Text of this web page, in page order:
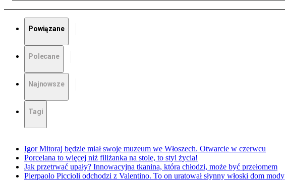
Powiązane
Polecane
Najnowsze
Tagi
Igor Mitoraj będzie miał swoje muzeum we Włoszech. Otwarcie w czerwcu
Porcelana to więcej niż filiżanka na stole, to styl życia!
Jak przetrwać upały? Innowacyjna tkanina, która chłodzi, może być przełomem
Pierpaolo Piccioli odchodzi z Valentino. To on uratował słynny włoski dom mody